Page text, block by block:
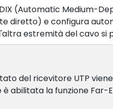
(Automatic Medium-
diretto) e configura
estremità del cavo
del ricevitore UTP
abilitata la funzione